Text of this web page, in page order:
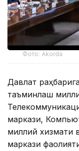
Фото: Akorda
Давлат
таъминлаш
маркази,
миллий хизмати
маркази